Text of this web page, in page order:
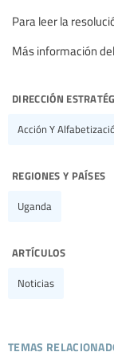
Para leer la
Más información
dirección
Acción Y
regiones y países
Uganda
artículos
Noticias
temas